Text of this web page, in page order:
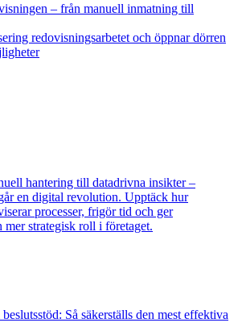
– från manuell inmatning till
redovisningsarbetet och öppnar dörren
hantering till datadrivna insikter –
en digital revolution. Upptäck hur
processer, frigör tid och ger
strategisk roll i företaget.
Så säkerställs den mest effektiva